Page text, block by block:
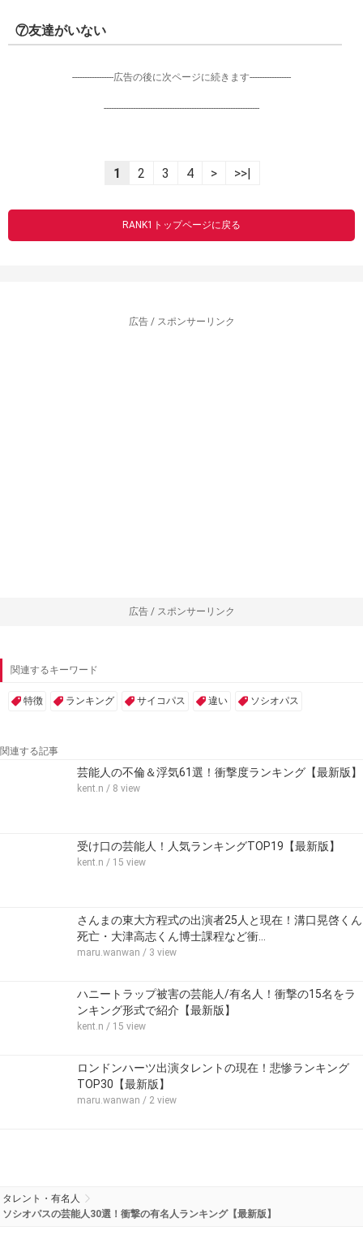
⑦友達がいない
-----------------広告の後に次ページに続きます-----------------
----------------------------------------------------------------
1 2 3 4 > >>|
RANK1トップページに戻る
広告 / スポンサーリンク
広告 / スポンサーリンク
関連するキーワード
特徴 ランキング サイコパス 違い ソシオパス
関連する記事
芸能人の不倫＆浮気61選！衝撃度ランキング【最新版】
kent.n / 8 view
受け口の芸能人！人気ランキングTOP19【最新版】
kent.n / 15 view
さんまの東大方程式の出演者25人と現在！溝口晃啓くん
死亡・大津高志くん博士課程など衝…
maru.wanwan / 3 view
ハニートラップ被害の芸能人/有名人！衝撃の15名をラ
ンキング形式で紹介【最新版】
kent.n / 15 view
ロンドンハーツ出演タレントの現在！悲惨ランキング
TOP30【最新版】
maru.wanwan / 2 view
タレント・有名人
ソシオパスの芸能人30選！衝撃の有名人ランキング【最新版】